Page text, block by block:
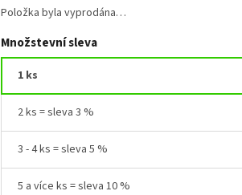
Položka byla vyprodána…
Množstevní sleva
1 ks
2 ks = sleva 3 %
3 - 4 ks = sleva 5 %
5 a více ks = sleva 10 %